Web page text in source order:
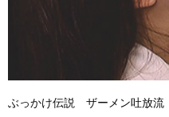
ぶっかけ伝説 ザーメン吐放流